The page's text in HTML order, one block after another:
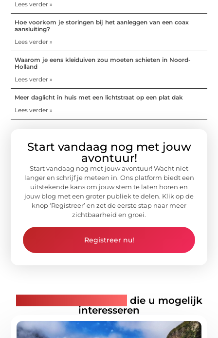
Lees verder »
Hoe voorkom je storingen bij het aanleggen van een coax
aansluiting?
Lees verder »
Waarom je eens kleiduiven zou moeten schieten in Noord-
Holland
Lees verder »
Meer daglicht in huis met een lichtstraat op een plat dak
Lees verder »
Start vandaag nog met jouw
avontuur!
Start vandaag nog met jouw avontuur! Wacht niet
langer en schrijf je meteen in. Ons platform biedt een
uitstekende kans om jouw stem te laten horen en
jouw blog met een groter publiek te delen. Klik op de
knop ‘Registreer’ en zet de eerste stap naar meer
zichtbaarheid en groei.
Registreer nu!
die u mogelijk
interesseren